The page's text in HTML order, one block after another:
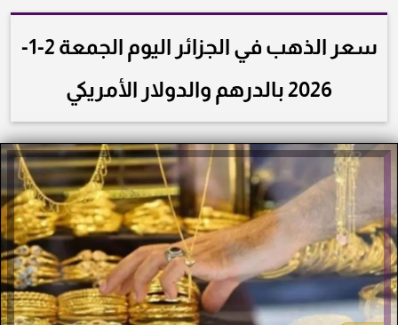
سعر الذهب في الجزائر اليوم الجمعة 2-1-
2026 بالدرهم والدولار الأمريكي